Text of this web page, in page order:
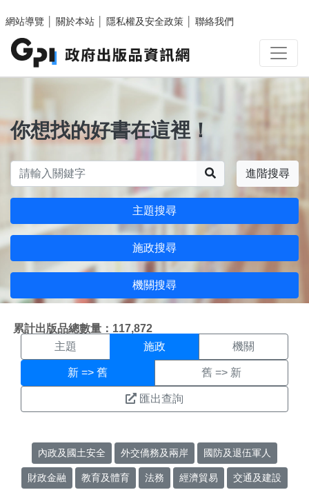
網站導覽
關於本站 隱私權及安全政策 聯絡我們
你想找的好書在這裡！
進階搜尋
主題搜尋
施政搜尋
機關搜尋
累計出版品總數量：117,872
施政搜尋結果頁面
主題 施政 機關
新 => 舊 舊 => 新
匯出查詢
內政及國土安全 外交僑務及兩岸 國防及退伍軍人
財政金融 教育及體育 法務 經濟貿易 交通及建設